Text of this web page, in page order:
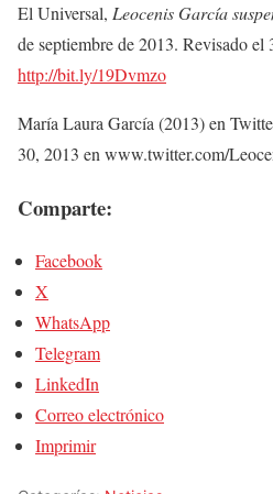
El Universal, Leocenis García
de septiembre de 2013. Revisado el
http://bit.ly/19Dvmzo
María Laura García (2013) en
30, 2013 en www.twitter.com/
Comparte:
Facebook
X
WhatsApp
Telegram
LinkedIn
Correo electrónico
Imprimir